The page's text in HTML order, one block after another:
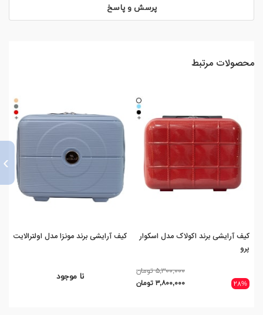
پرسش و پاسخ
محصولات مرتبط
کیف آرایشی برند اکولاک مدل اسکوار
پرو
۲۸%
۵,۳۰۰,۰۰۰ تومان
۳,۸۰۰,۰۰۰ تومان
کیف آرایشی برند مونزا مدل اولترالایت
نا موجود
›